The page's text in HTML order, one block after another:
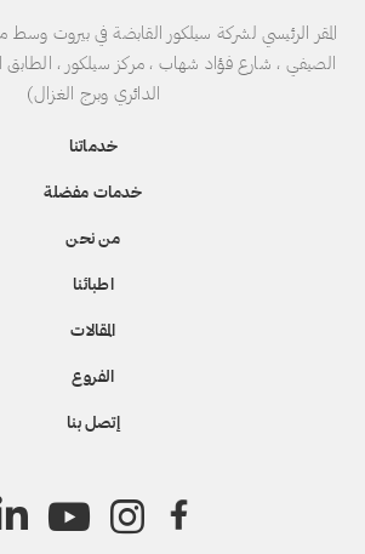
الصيفي ، شارع فؤاد شهاب ، مركز سيلكور ،
الدائري وبرج الغزال)
خدماتنا
خدمات مفضلة
من نحن
اطبائنا
المقالات
الفروع
إتصل بنا